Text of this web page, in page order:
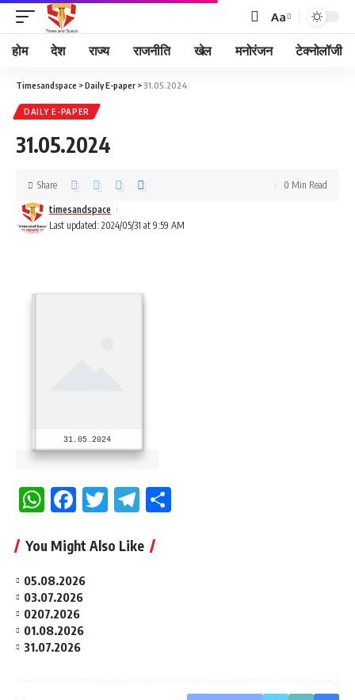
Aa
होम देश राज्य राजनीति खेल मनोरंजन टेक्नोलॉजी
Timesandspace >Daily E-paper >31.05.2024
DAILY E-PAPER
31.05.2024
Last updated: 2024/05/31 at 9:59 AM
timesandspace
Share 0 Min Read
31.05.2024
WhatsApp
Facebook
TwitterTelegram
You Might Also Like
05.08.2026
03.07.2026
0207.2026
01.08.2026
31.07.2026